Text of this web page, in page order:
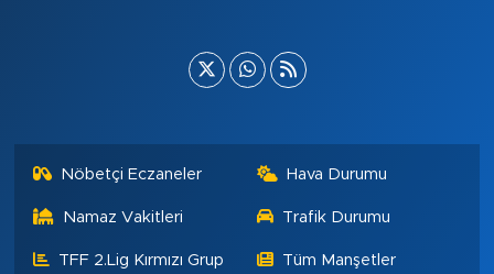
Nöbetçi Eczaneler Hava Durumu
Namaz Vakitleri Trafik Durumu
TFF 2.Lig Kırmızı Grup
Tüm Manşetler